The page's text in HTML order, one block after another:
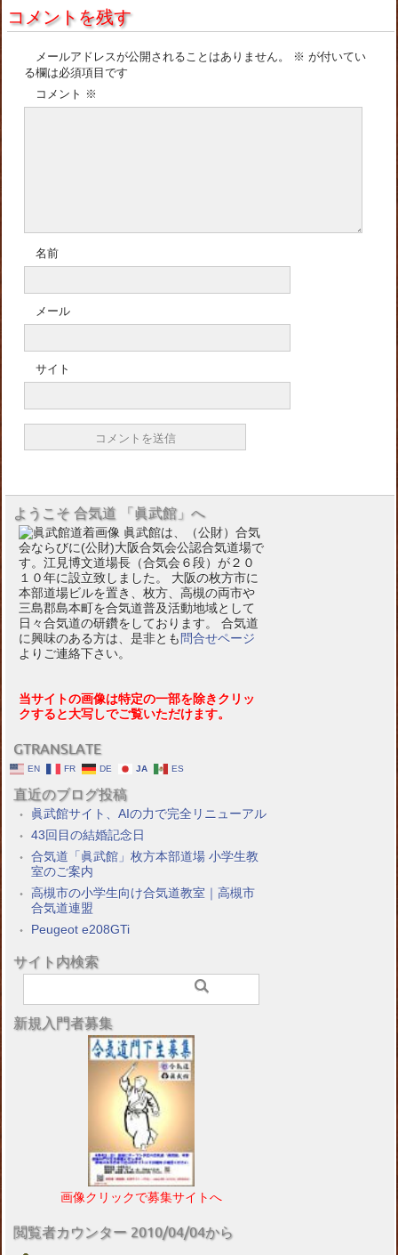
コメントを残す
メールアドレスが公開されることはありません。 ※ が付いてい
る欄は必須項目です
コメント ※
名前
メール
サイト
ようこそ 合気道 「眞武館」へ
眞武館は、（公財）合気
会ならびに(公財)大阪合気会公認合気道場で
す。江見博文道場長（合気会６段）が２０
１０年に設立致しました。 大阪の枚方市に
本部道場ビルを置き、枚方、高槻の両市や
三島郡島本町を合気道普及活動地域として
日々合気道の研鑽をしております。 合気道
に興味のある方は、是非とも 問合せページ
よりご連絡下さい。
当サイトの画像は特定の一部を除きクリッ
クすると大写しでご覧いただけます。
GTRANSLATE
EN FR DE JA ES
直近のブログ投稿
眞武館サイト、AIの力で完全リニューアル
43回目の結婚記念日
合気道「眞武館」枚方本部道場 小学生教
室のご案内
高槻市の小学生向け合気道教室｜高槻市
合気道連盟
Peugeot e208GTi
サイト内検索
新規入門者募集
画像クリックで募集サイトへ
閲覧者カウンター 2010/04/04から